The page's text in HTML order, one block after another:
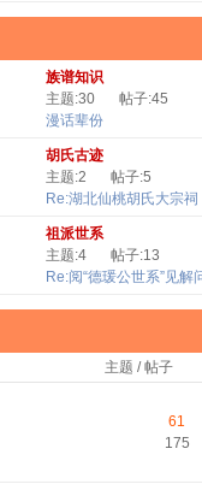
族谱知识
主题:30
帖子:45
漫话辈份
胡氏古迹
主题:2
帖子:5
Re:湖北仙桃胡氏大宗祠
祖派世系
主题:4
帖子:13
Re:阅“德瑗公世系”见解
主题 / 帖子
61
175